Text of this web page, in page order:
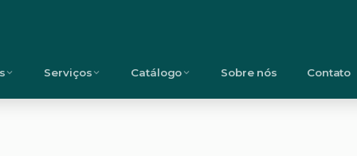
Serviços Catálogo Sobre nós Contato